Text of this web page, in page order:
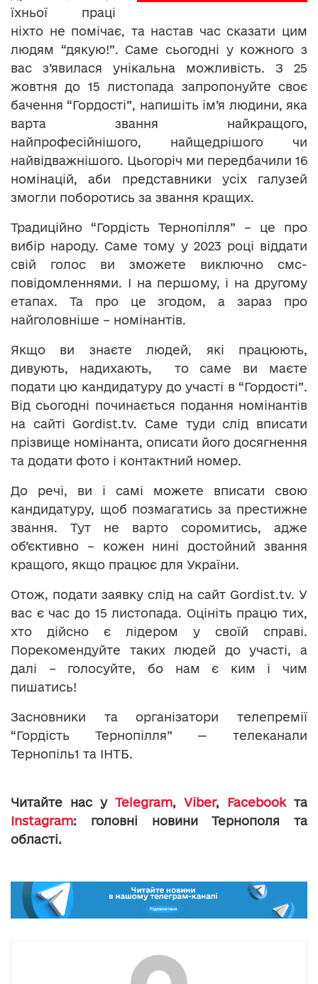
їхньої праці
ніхто не помічає, та настав час сказати цим
людям “дякую!”. Саме сьогодні у кожного з
вас з’явилася унікальна можливість. З 25
жовтня до 15 листопада запропонуйте своє
бачення “Гордості”, напишіть ім’я людини, яка
варта звання найкращого,
найпрофесійнішого, найщедрішого чи
найвідважнішого. Цьогоріч ми передбачили 16
номінацій, аби представники усіх галузей
змогли поборотись за звання кращих.
Традиційно “Гордість Тернопілля” – це про
вибір народу. Саме тому у 2023 році віддати
свій голос ви зможете виключно смс-
повідомленнями. І на першому, і на другому
етапах. Та про це згодом, а зараз про
найголовніше – номінантів.
Якщо ви знаєте людей, які працюють,
дивують, надихають, то саме ви маєте
подати цю кандидатуру до участі в “Гордості”.
Від сьогодні починається подання номінантів
на сайті Gordist.tv. Саме туди слід вписати
прізвище номінанта, описати його досягнення
та додати фото і контактний номер.
До речі, ви і самі можете вписати свою
кандидатуру, щоб позмагатись за престижне
звання. Тут не варто соромитись, адже
об’єктивно – кожен нині достойний звання
кращого, якщо працює для України.
Отож, подати заявку слід на сайт Gordist.tv. У
вас є час до 15 листопада. Оцініть працю тих,
хто дійсно є лідером у своїй справі.
Порекомендуйте таких людей до участі, а
далі – голосуйте, бо нам є ким і чим
пишатись!
Засновники та організатори телепремії
“Гордість Тернопілля” — телеканали
Тернопіль1 та ІНТБ.
Читайте нас у Telegram, Viber, Facebookта
Instagram: головні новини Тернополя та
області.